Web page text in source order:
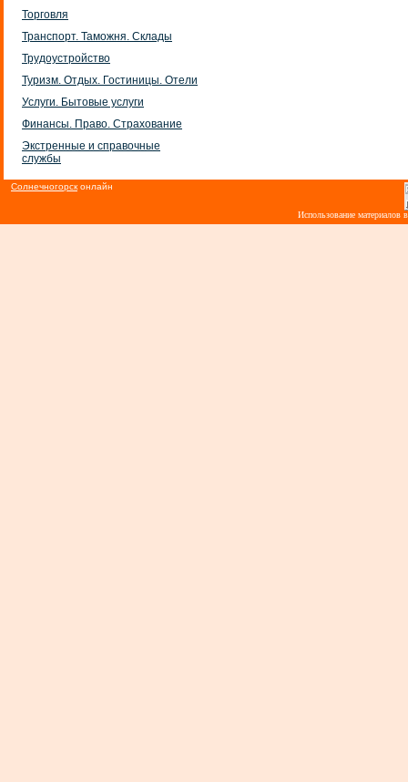
Торговля
Транспорт. Таможня. Склады
Трудоустройство
Туризм. Отдых. Гостиницы. Отели
Услуги. Бытовые услуги
Финансы. Право. Страхование
Экстренные и справочные
службы
Солнечногорск онлайн
Использование материалов